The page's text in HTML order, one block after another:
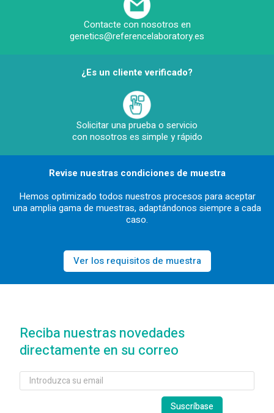
Contacte con nosotros en
genetics@referencelaboratory.es
¿Es un cliente verificado?
Solicitar una prueba o servicio
con nosotros es simple y rápido
Revise nuestras condiciones de muestra
Hemos optimizado todos nuestros procesos para aceptar
una amplia gama de muestras, adaptándonos siempre a cada
caso.
Ver los requisitos de muestra
Reciba nuestras novedades
directamente en su correo